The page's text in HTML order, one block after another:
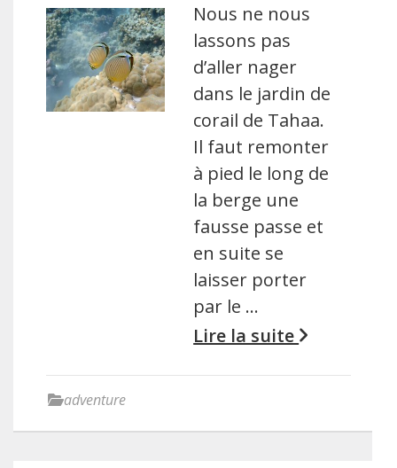
Nous ne nous
lassons pas
d’aller nager
dans le jardin de
corail de Tahaa.
Il faut remonter
à pied le long de
la berge une
fausse passe et
en suite se
laisser porter
par le …
Lire la suite
adventure